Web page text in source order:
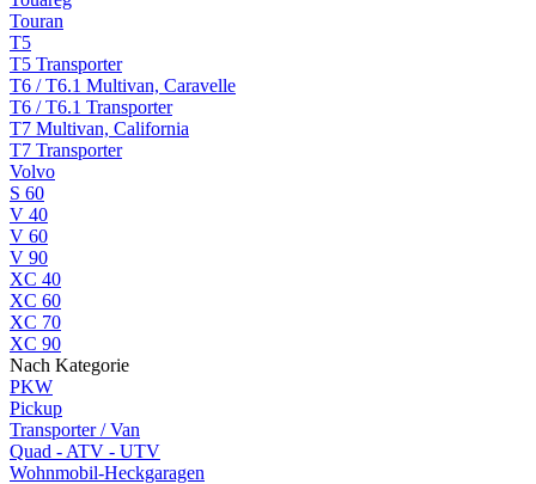
Touran
T5
T5 Transporter
T6 / T6.1 Multivan, Caravelle
T6 / T6.1 Transporter
T7 Multivan, California
T7 Transporter
Volvo
S 60
V 40
V 60
V 90
XC 40
XC 60
XC 70
XC 90
Nach Kategorie
PKW
Pickup
Transporter / Van
Quad - ATV - UTV
Wohnmobil-Heckgaragen